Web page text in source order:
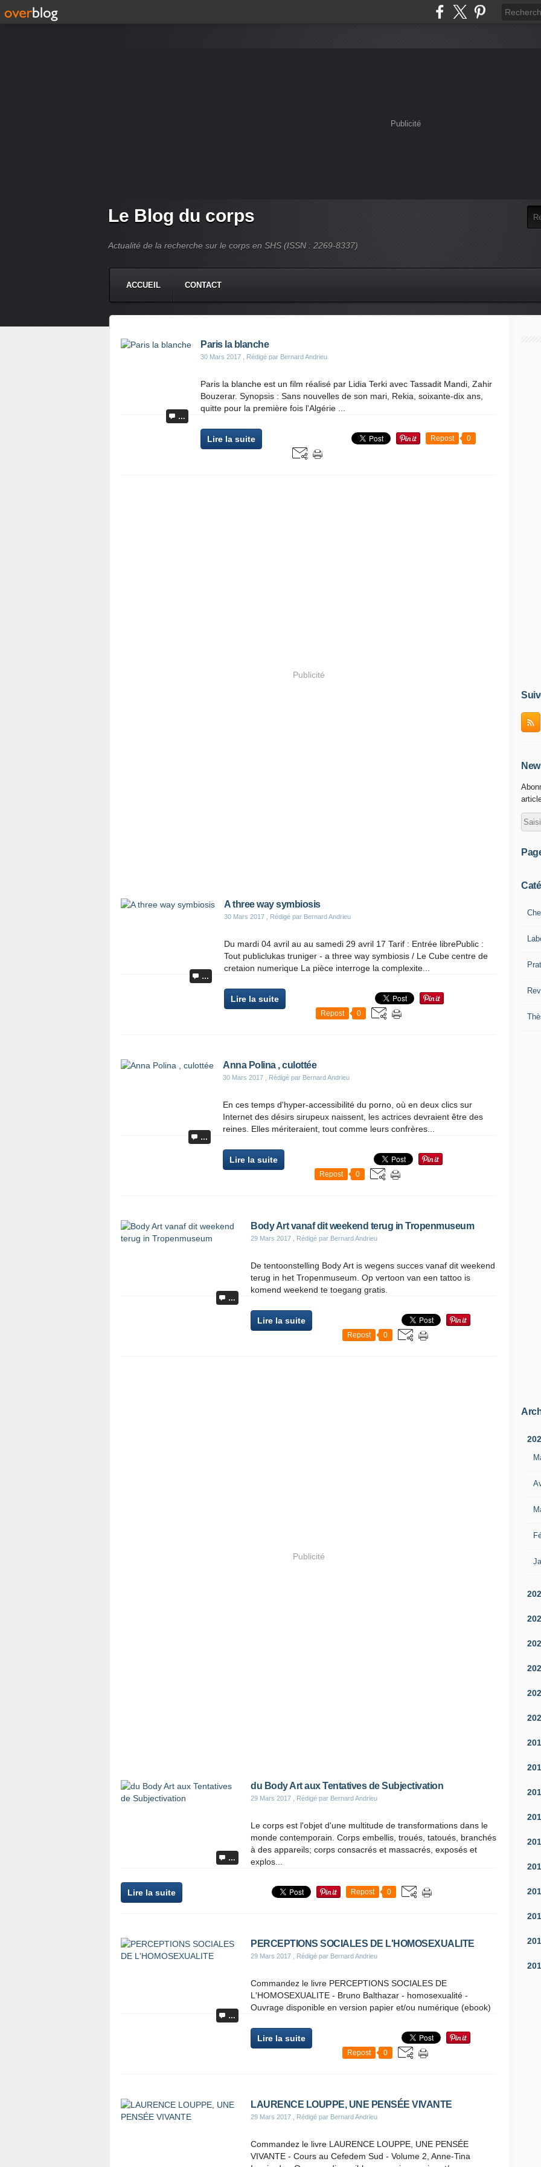
Publicité
Le Blog du corps
Actualité de la recherche sur le corps en SHS (ISSN : 2269-8337)
ACCUEIL CONTACT
…
Paris la blanche
30 Mars 2017 , Rédigé par Bernard Andrieu
Paris la blanche est un film réalisé par Lidia Terki avec Tassadit Mandi, Zahir
Bouzerar. Synopsis : Sans nouvelles de son mari, Rekia, soixante-dix ans,
quitte pour la première fois l'Algérie ...
Lire la suite Repost 0
Publicité
…
A three way symbiosis
30 Mars 2017 , Rédigé par Bernard Andrieu
Du mardi 04 avril au au samedi 29 avril 17 Tarif : Entrée librePublic :
Tout publiclukas truniger - a three way symbiosis / Le Cube centre de
cretaion numerique La pièce interroge la complexite...
Lire la suite
Repost 0
…
Anna Polina , culottée
30 Mars 2017 , Rédigé par Bernard Andrieu
En ces temps d'hyper-accessibilité du porno, où en deux clics sur
Internet des désirs sirupeux naissent, les actrices devraient être des
reines. Elles mériteraient, tout comme leurs confrères...
Lire la suite
Repost 0
…
Body Art vanaf dit weekend terug in Tropenmuseum
29 Mars 2017 , Rédigé par Bernard Andrieu
De tentoonstelling Body Art is wegens succes vanaf dit weekend
terug in het Tropenmuseum. Op vertoon van een tattoo is
komend weekend te toegang gratis.
Lire la suite
Repost 0
Publicité
…
du Body Art aux Tentatives de Subjectivation
29 Mars 2017 , Rédigé par Bernard Andrieu
Le corps est l'objet d'une multitude de transformations dans le
monde contemporain. Corps embellis, troués, tatoués, branchés
à des appareils; corps consacrés et massacrés, exposés et
explos...
Lire la suite Repost 0
…
PERCEPTIONS SOCIALES DE L'HOMOSEXUALITE
29 Mars 2017 , Rédigé par Bernard Andrieu
Commandez le livre PERCEPTIONS SOCIALES DE
L'HOMOSEXUALITE - Bruno Balthazar - homosexualité -
Ouvrage disponible en version papier et/ou numérique (ebook)
Lire la suite
Repost 0
LAURENCE LOUPPE, UNE PENSÉE VIVANTE
29 Mars 2017 , Rédigé par Bernard Andrieu
Commandez le livre LAURENCE LOUPPE, UNE PENSÉE
VIVANTE - Cours au Cefedem Sud - Volume 2, Anne-Tina